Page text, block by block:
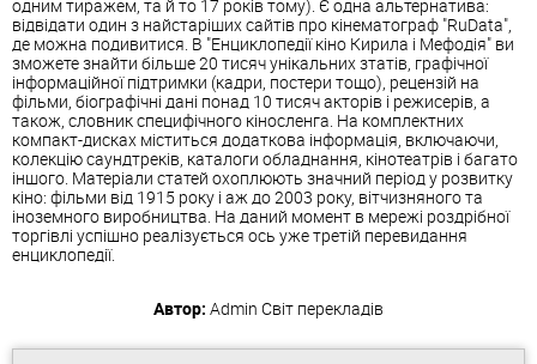
одним тиражем, та й то 17 років тому). Є одна альтернатива:
відвідати один з найстаріших сайтів про кінематограф "RuData",
де можна подивитися. В "Енциклопедії кіно Кирила і Мефодія" ви
зможете знайти більше 20 тисяч унікальних зтатів, графічної
інформаційної підтримки (кадри, постери тощо), рецензій на
фільми, біографічні дані понад 10 тисяч акторів і режисерів, а
також, словник специфічного кіносленга. На комплектних
компакт-дисках міститься додаткова інформація, включаючи,
колекцію саундтреків, каталоги обладнання, кінотеатрів і багато
іншого. Матеріали статей охоплюють значний період у розвитку
кіно: фільми від 1915 року і аж до 2003 року, вітчизняного та
іноземного виробництва. На даний момент в мережі роздрібної
торгівлі успішно реалізується ось уже третій перевидання
енциклопедії.
Автор: Admin Світ перекладів